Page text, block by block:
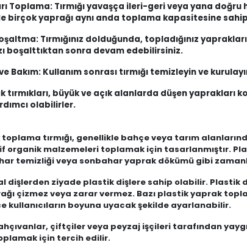
Toplama: Tırmığı yavaşça ileri-geri veya yana
birçok yaprağı aynı anda toplama kapasitesine
Tırmığınız dolduğunda, topladığınız
boşalttıktan sonra devam edebilirsiniz.
Bakım: Kullanım sonrası tırmığı temizleyin ve
tırmıkları, büyük ve açık alanlarda düşen
olabilirler.
tırmığı, genellikle bahçe veya tarım
organik malzemeleri toplamak için tasarlanmıştır.
temizliği veya sonbahar yaprak dökümü gibi
dişlerden ziyade plastik dişlere sahip olabilir.
çizmez veya zarar vermez. Bazı plastik yaprak
kullanıcıların boyuna uyacak şekilde ayarlanabilir.
çiftçiler veya peyzaj işçileri tarafından
için tercih edilir.